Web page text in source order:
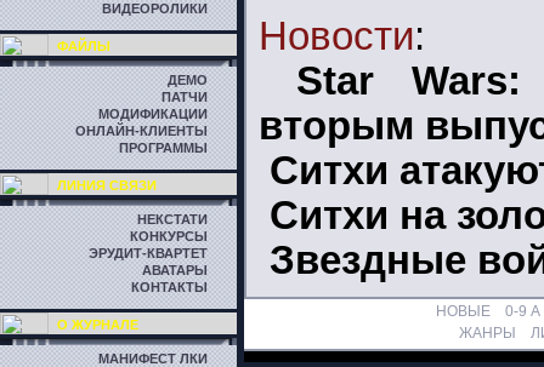
ВИДЕОРОЛИКИ
ФАЙЛЫ
ДЕМО
ПАТЧИ
МОДИФИКАЦИИ
ОНЛАЙН-КЛИЕНТЫ
ПРОГРАММЫ
ЛИНИЯ СВЯЗИ
НЕКСТАТИ
КОНКУРСЫ
ЭРУДИТ-КВАРТЕТ
АВАТАРЫ
КОНТАКТЫ
О ЖУРНАЛЕ
МАНИФЕСТ ЛКИ
Новости:
Star
вторым
Ситхи
Ситхи на
Звездные
НОВЫЕ 0-9 A
ЖАНРЫ